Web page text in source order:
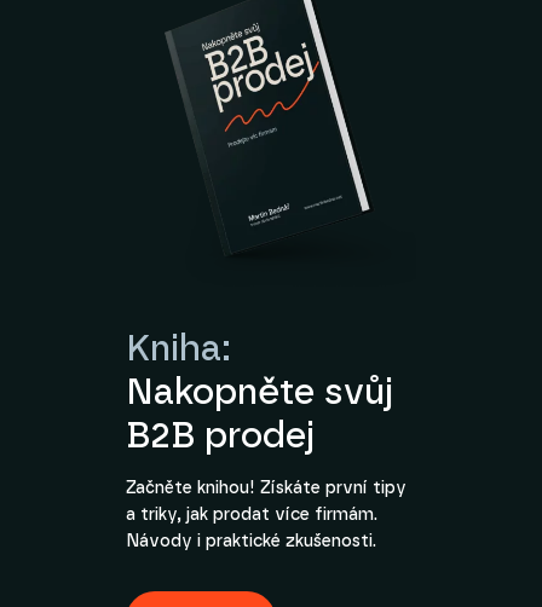
Kniha:
Nakopněte svůj
B2B prodej
Začněte knihou! Získáte první tipy
a triky, jak prodat více firmám.
Návody i praktické zkušenosti.